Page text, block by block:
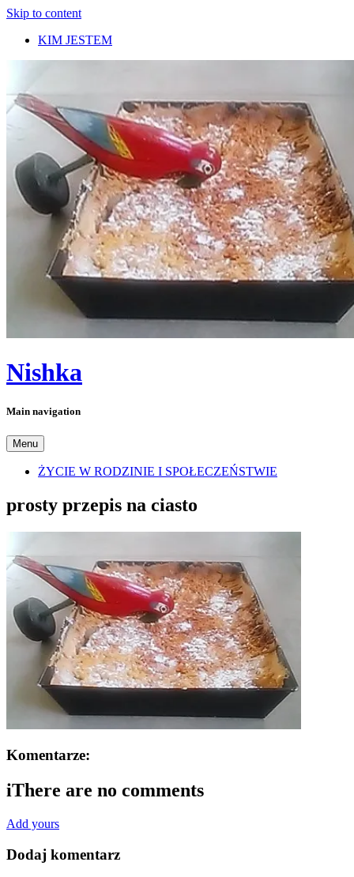
Skip to content
KIM JESTEM
Nishka
Main navigation
Menu
ŻYCIE W RODZINIE I SPOŁECZEŃSTWIE
prosty przepis na ciasto
Komentarze:
iThere are no comments
Add yours
Dodaj komentarz